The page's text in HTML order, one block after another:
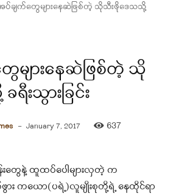
ချက်တွေများနေဆဲဖြစ်တဲ့ သိုသီးဖိုဒေသသို့
ျားနေဆဲဖြစ်တဲ့ သို
းသွားခြင်း
- January 7, 2017 637
တွေနဲ့ ထူထပ်ပေါများလှတဲ့ က
ား ကယော(ပရဲ့)လူမျိုးစုတို့ရဲ့ နေထိုင်ရာ